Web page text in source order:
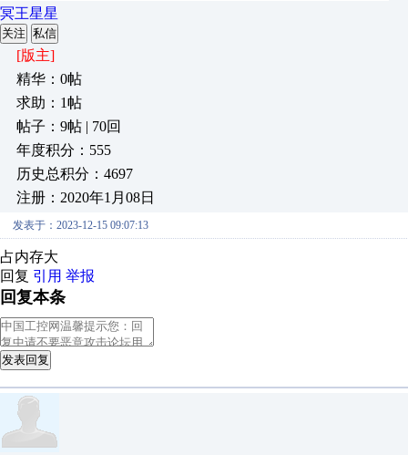
冥王星星
关注 私信
[版主]
精华：0帖
求助：1帖
帖子：9帖 | 70回
年度积分：555
历史总积分：4697
注册：2020年1月08日
发表于：2023-12-15 09:07:13
占内存大
回复 引用 举报
回复本条
发表回复